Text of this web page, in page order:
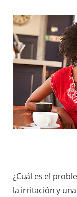
¿Cuál es el
la irritación y